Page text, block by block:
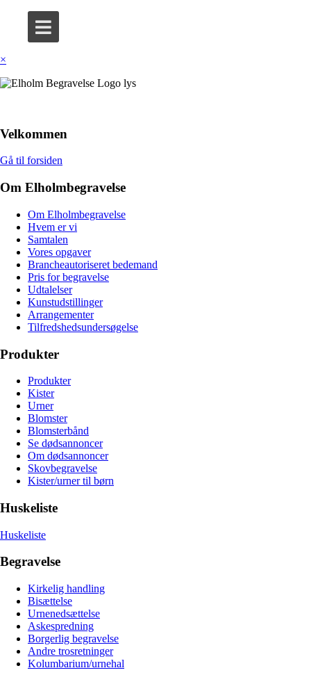
×
Velkommen
Gå til forsiden
Om Elholmbegravelse
Om Elholmbegravelse
Hvem er vi
Samtalen
Vores opgaver
Brancheautoriseret bedemand
Pris for begravelse
Udtalelser
Kunstudstillinger
Arrangementer
Tilfredshedsundersøgelse
Produkter
Produkter
Kister
Urner
Blomster
Blomsterbånd
Se dødsannoncer
Om dødsannoncer
Skovbegravelse
Kister/urner til børn
Huskeliste
Huskeliste
Begravelse
Kirkelig handling
Bisættelse
Urnenedsættelse
Askespredning
Borgerlig begravelse
Andre trosretninger
Kolumbarium/urnehal